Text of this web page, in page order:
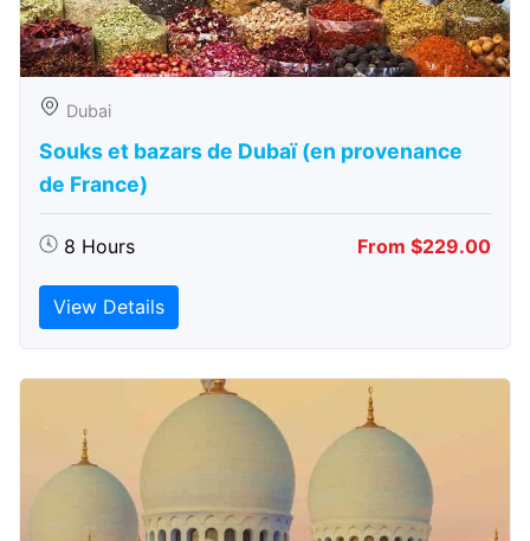
Dubai
Souks et bazars de Dubaï (en provenance
de France)
8 Hours From $229.00
View Details